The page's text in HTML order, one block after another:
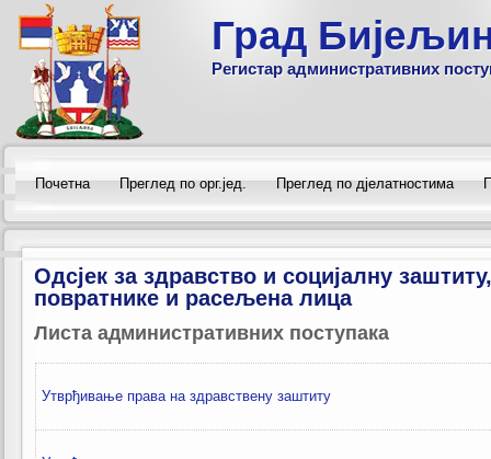
Град
Регистар административних
Почетна Преглед по орг.јед. Преглед по дјелатностима
Одсјек за здравство и социјалну
повратнике и расељена лица
Листа административних поступака
Утврђивање права на здравствену заштиту